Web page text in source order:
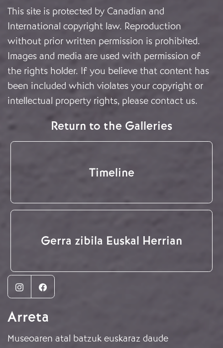
This site is protected by Canadian and
International copyright law. Reproduction
without prior written permission is prohibited.
Images and media are used with permission of
the rights holder. If you believe that content has
been included which violates your copyright or
intellectual property rights, please contact us.
Return to the Galleries
Timeline
Gerra zibila Euskal Herrian
InstagramFacebook
Arreta
Museoaren atal batzuk euskaraz daude